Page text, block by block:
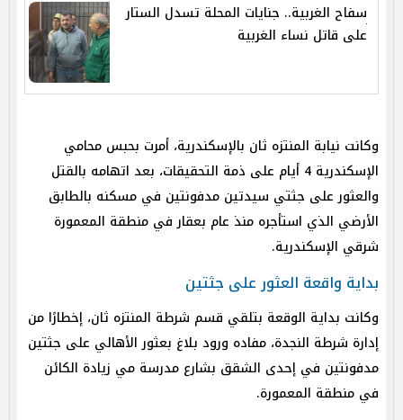
سفاح الغربية.. جنايات المحلة تسدل الستار
على قاتل نساء الغربية
وكانت نيابة المنتزه ثان بالإسكندرية، أمرت بحبس محامي
الإسكندرية 4 أيام على ذمة التحقيقات، بعد اتهامه بالقتل
والعثور على جثتي سيدتين مدفونتين في مسكنه بالطابق
الأرضي الذي استأجره منذ عام بعقار في منطقة المعمورة
شرقي الإسكندرية.
بداية واقعة العثور على جثتين
وكانت بداية الوقعة بتلقي قسم شرطة المنتزه ثان، إخطارًا من
إدارة شرطة النجدة، مفاده ورود بلاغ بعثور الأهالي على جثتين
مدفونتين في إحدى الشقق بشارع مدرسة مي زيادة الكائن
في منطقة المعمورة.